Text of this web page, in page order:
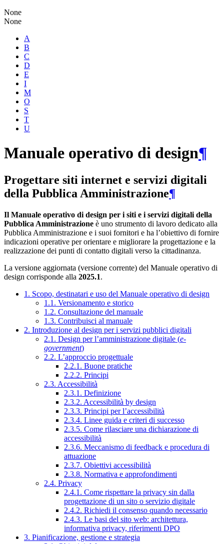
None
None
A
B
C
D
E
I
M
O
S
T
U
Manuale operativo di design¶
Progettare siti internet e servizi digitali
della Pubblica Amministrazione¶
Il Manuale operativo di design per i siti e i servizi digitali della
Pubblica Amministrazione è uno strumento di lavoro dedicato alla
Pubblica Amministrazione e i suoi fornitori e ha l’obiettivo di fornire
indicazioni operative per orientare e migliorare la progettazione e la
realizzazione dei punti di contatto digitali verso la cittadinanza.
La versione aggiornata (versione corrente) del Manuale operativo di
design corrisponde alla 2025.1.
1. Scopo, destinatari e uso del Manuale operativo di design
1.1. Versionamento e storico
1.2. Consultazione del manuale
1.3. Contribuisci al manuale
2. Introduzione al design per i servizi pubblici digitali
2.1. Design per l’amministrazione digitale (e-
government)
2.2. L’approccio progettuale
2.2.1. Buone pratiche
2.2.2. Principi
2.3. Accessibilità
2.3.1. Definizione
2.3.2. Accessibilità by design
2.3.3. Principi per l’accessibilità
2.3.4. Linee guida e criteri di successo
2.3.5. Come rilasciare una dichiarazione di
accessibilità
2.3.6. Meccanismo di feedback e procedura di
attuazione
2.3.7. Obiettivi accessibilità
2.3.8. Normativa e approfondimenti
2.4. Privacy
2.4.1. Come rispettare la privacy sin dalla
progettazione di un sito o servizio digitale
2.4.2. Richiedi il consenso quando necessario
2.4.3. Le basi del sito web: architettura,
informativa privacy, riferimenti DPO
3. Pianificazione, gestione e strategia